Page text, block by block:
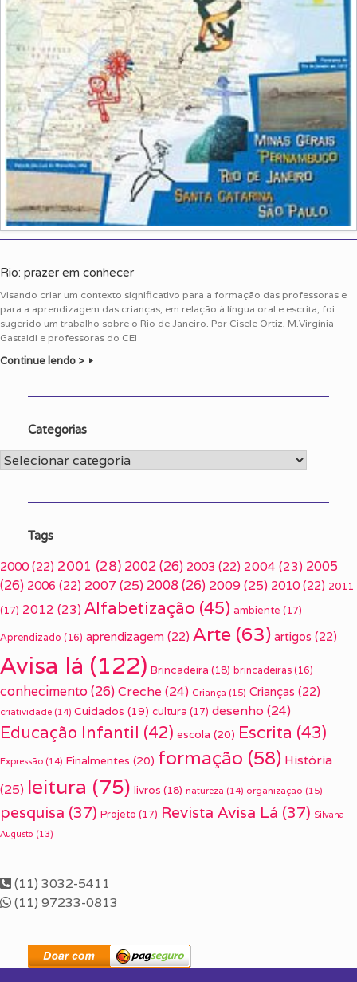
Rio: prazer em conhecer
Visando criar um contexto significativo para a formação das professoras e
para a aprendizagem das crianças, em relação à língua oral e escrita, foi
sugerido um trabalho sobre o Rio de Janeiro. Por Cisele Ortiz, M.Virgínia
Gastaldi e professoras do CEI
Continue lendo >
Categorias
Categorias
Tags
2000 (22) 2001 (28) 2002(26) 2003 (22) 2004 (23) 2005
(26) 2006 (22) 2007 (25) 2008(26) 2009(25) 2010 (22) 2011
(17) 2012 (23) Alfabetização (45) ambiente (17)
Aprendizado (16) aprendizagem (22) Arte (63) artigos (22)
Avisa lá (122) Brincadeira (18) brincadeiras (16)
conhecimento(26) Creche (24) Criança (15) Crianças (22)
criatividade (14) Cuidados (19) cultura (17) desenho (24)
Educação Infantil (42) escola (20) Escrita (43)
Expressão (14) Finalmentes (20) formação (58) História
(25) leitura (75) livros (18) natureza (14) organização (15)
pesquisa (37) Projeto (17) Revista Avisa Lá (37) Silvana
Augusto (13)
(11) 3032-5411
(11) 97233-0813